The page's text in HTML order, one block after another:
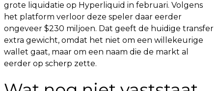
grote liquidatie op Hyperliquid in februari. Volgens
het platform verloor deze speler daar eerder
ongeveer $230 miljoen. Dat geeft de huidige transfer
extra gewicht, omdat het niet om een willekeurige
wallet gaat, maar om een naam die de markt al
eerder op scherp zette.